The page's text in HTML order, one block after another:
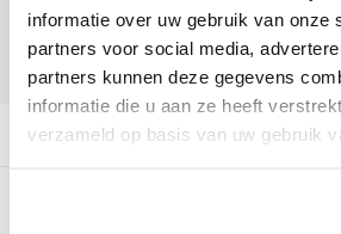
informatie over uw gebruik van onze
partners voor social media,
partners kunnen deze gegevens
informatie die u aan ze heeft
verzameld op basis van uw gebruik
Productomschrijving